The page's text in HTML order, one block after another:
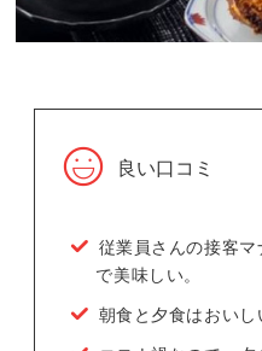
良い口コミ
従業員さんの接客マ
で美味しい。
朝食と夕食はおいし